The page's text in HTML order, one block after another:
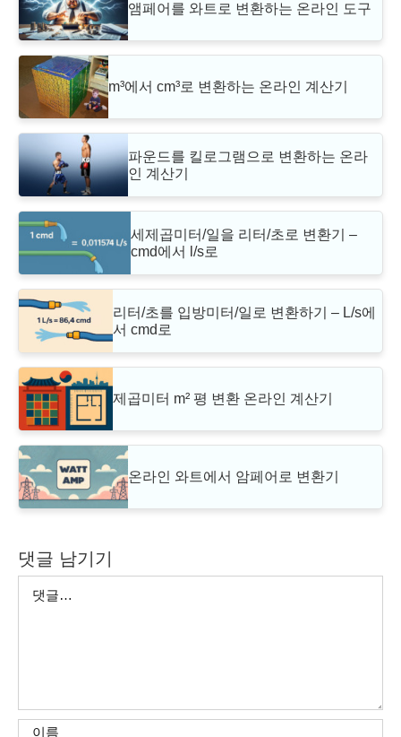
앰페어를 와트로 변환하는 온라인 도구
m³에서 cm³로 변환하는 온라인 계산기
파운드를 킬로그램으로 변환하는 온라
인 계산기
세제곱미터/일을 리터/초로 변환기 –
cmd에서 l/s로
리터/초를 입방미터/일로 변환하기 – L/s에
서 cmd로
제곱미터 m² 평 변환 온라인 계산기
온라인 와트에서 암페어로 변환기
댓글 남기기